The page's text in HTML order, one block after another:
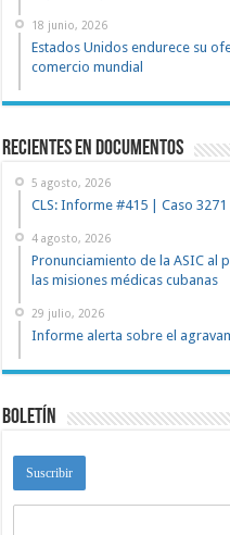
18 junio, 2026
Estados Unidos endurece su
comercio mundial
recientes en documentos
5 agosto, 2026
CLS: Informe #415 | Caso 3271
4 agosto, 2026
Pronunciamiento de la ASIC al
las misiones médicas cubanas
29 julio, 2026
Informe alerta sobre el
Boletín